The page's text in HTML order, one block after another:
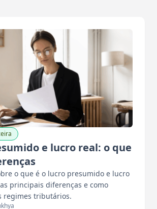
e lucro real: o que
o que é o lucro presumido e lucro
principais diferenças e como
regimes tributários.